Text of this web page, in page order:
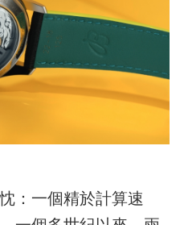
：一個精於計算速